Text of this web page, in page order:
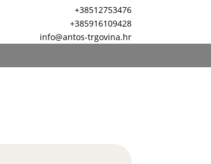
+38512753476
+385916109428
info@antos-trgovina.hr